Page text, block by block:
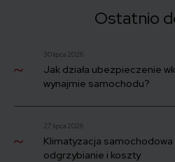
dla popularnych aut europejskich,
Ostatnio
30 lipca 2026
Jak działa ubezpieczenie
wynajmie samochodu?
27 lipca 2026
Klimatyzacja samochodowa
odgrzybianie i koszty